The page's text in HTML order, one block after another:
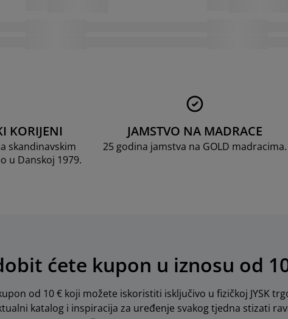
KORIJENI
skandinavskim
u Danskoj 1979.
JAMSTVO NA MADRACE
25 godina jamstva na GOLD madracima.
ćete kupon u iznosu od
od 10 € koji možete iskoristiti isključivo u fizičkoj JYSK
katalog i inspiracija za uređenje svakog tjedna stizati